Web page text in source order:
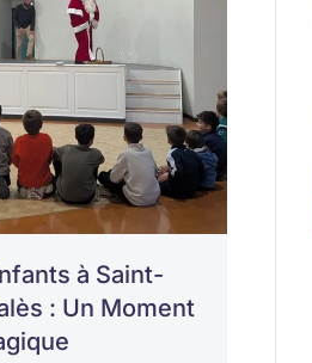
à Saint-
: Un Moment